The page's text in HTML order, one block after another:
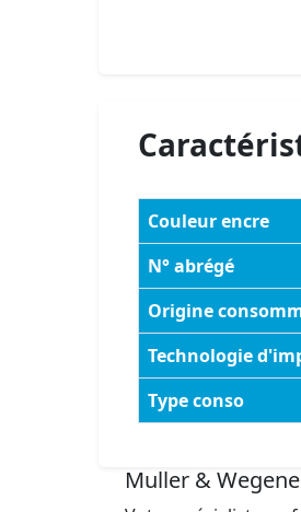
Couleur encre
N° abrégé
Origine
Technologie
Type conso
Muller &